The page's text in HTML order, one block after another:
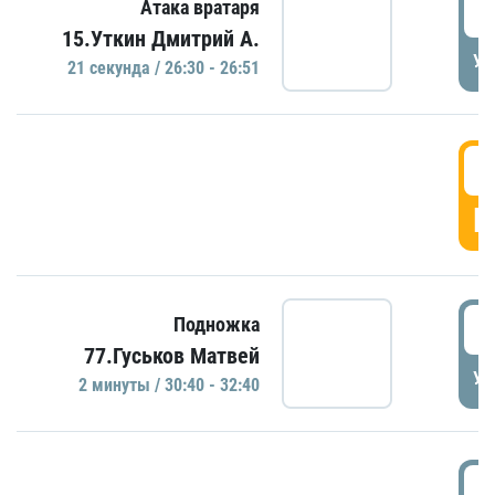
Атака вратаря
15.Уткин Дмитрий А.
21 секундa / 26:30 - 26:51
Подножка
77.Гуськов Матвей
2 минуты / 30:40 - 32:40